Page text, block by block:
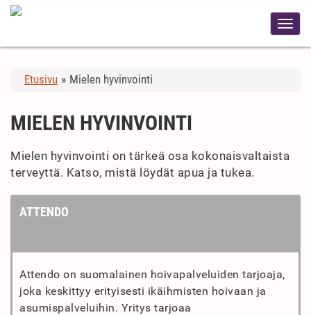
Etusivu » Mielen hyvinvointi
MIELEN HYVINVOINTI
Mielen hyvinvointi on tärkeä osa kokonaisvaltaista
terveyttä. Katso, mistä löydät apua ja tukea.
ATTENDO
Attendo on suomalainen hoivapalveluiden tarjoaja,
joka keskittyy erityisesti ikäihmisten hoivaan ja
asumispalveluihin. Yritys tarjoaa